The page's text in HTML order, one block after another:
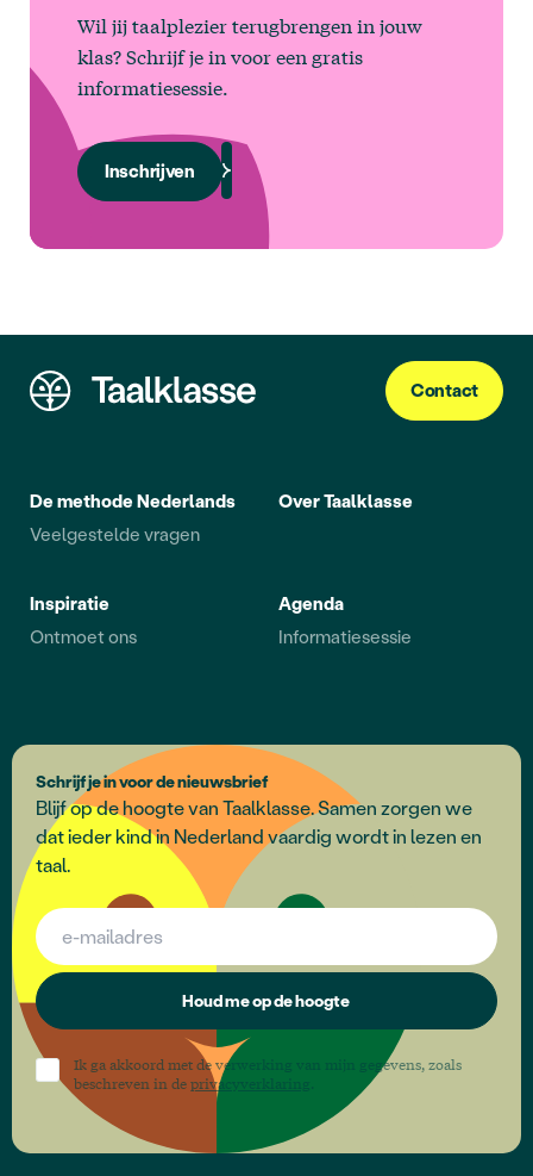
Wil jij taalplezier terugbrengen in jouw
klas? Schrijf je in voor een gratis
informatiesessie.
Inschrijven
Contact
De methode Nederlands
Veelgestelde vragen
Over Taalklasse
Inspiratie
Ontmoet ons
Agenda
Informatiesessie
Schrijf je in voor de nieuwsbrief
Blijf op de hoogte van Taalklasse. Samen zorgen we
dat ieder kind in Nederland vaardig wordt in lezen en
taal.
Ik ga akkoord met de verwerking van mijn gegevens, zoals
beschreven in deprivacyverklaring.
Houd me op de hoogte